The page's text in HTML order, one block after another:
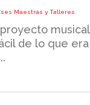
Maestras y Talleres
de lo que